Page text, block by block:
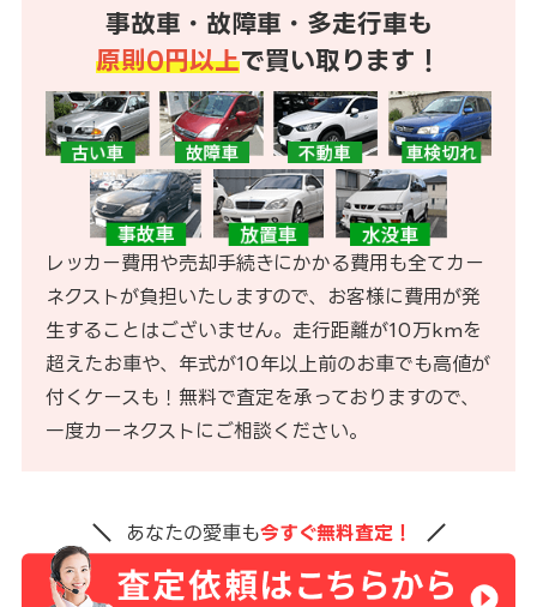
事故車・故障車・多走行車も
原則0円以上で買い取ります！
レッカー費用や売却手続きにかかる費用も全てカー
ネクストが負担いたしますので、お客様に費用が発
生することはございません。走行距離が10万kmを
超えたお車や、年式が10年以上前のお車でも高値が
付くケースも！無料で査定を承っておりますので、
一度カーネクストにご相談ください。
あなたの愛車も今すぐ無料査定！